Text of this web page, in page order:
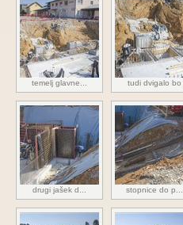
temelj glavne... tudi dvigalo bo
drugi jašek d... stopnice do p...